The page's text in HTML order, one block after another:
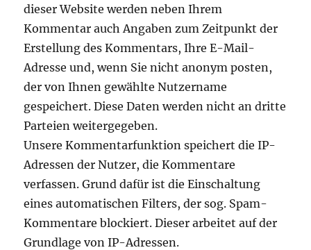
dieser Website werden neben Ihrem
Kommentar auch Angaben zum Zeitpunkt der
Erstellung des Kommentars, Ihre E-Mail-
Adresse und, wenn Sie nicht anonym posten,
der von Ihnen gewählte Nutzername
gespeichert. Diese Daten werden nicht an dritte
Parteien weitergegeben.
Unsere Kommentarfunktion speichert die IP-
Adressen der Nutzer, die Kommentare
verfassen. Grund dafür ist die Einschaltung
eines automatischen Filters, der sog. Spam-
Kommentare blockiert. Dieser arbeitet auf der
Grundlage von IP-Adressen.